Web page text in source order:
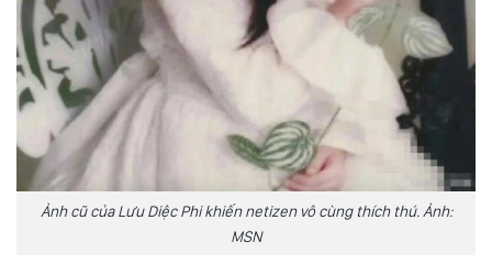
Ảnh cũ của Lưu Diệc Phi khiến netizen vô cùng thích thú. Ảnh:
MSN